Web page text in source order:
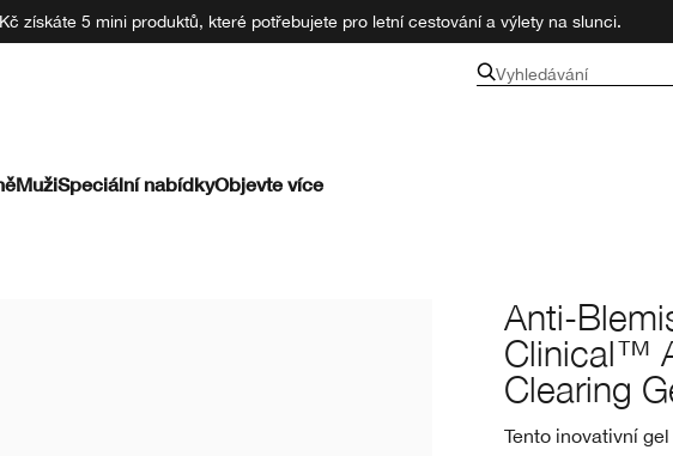
získáte 5 mini produktů, které potřebujete pro letní cestování a výlety na slunci.
Vyhledávání
MužiSpeciální nabídkyObjevte více
Anti-
Clinical™
Clearing
Tento inovativní